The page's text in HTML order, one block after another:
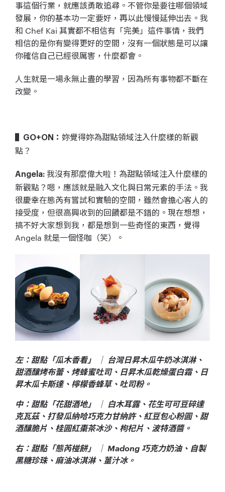
事這個行業，就應該勇敢追尋。不管你是要往哪個領域
發展，你的基本功一定要好，再以此慢慢延伸出去。我
和 Chef Kai 其實都不相信有「完美」這件事情，我們
相信的是你有變得更好的空間，沒有一個狀態是可以讓
你確信自己已經很厲害，什麼都會。
人生就是一場永無止盡的學習，因為所有事物都不斷在
改變。
▌GO+ON： 妳覺得妳為甜點領域注入什麼樣的新觀
點？
Angela: 我沒有那麼偉大啦！為甜點領域注入什麼樣的
新觀點？嗯，應該就是融入文化與日常元素的手法。我
很慶幸在態芮有嘗試和實驗的空間，雖然會擔心客人的
接受度，但很高興收到的回饋都是不錯的。現在想想，
搞不好大家想到我，都是想到一些奇怪的東西，覺得
Angela 就是一個怪咖（笑）。
左：甜點「瓜木香看」 ｜ 台灣日昇木瓜牛奶冰淇淋、
甜酒釀烤布蕾、烤蜂蜜吐司、日昇木瓜乾燥蛋白霜、日
昇木瓜卡斯達、檸檬香蜂草、吐司粉。
中：甜點「花甜酒地」 ｜ 白木耳露、花生可可豆碎達
克瓦茲、打發瓜納哈巧克力甘納許、紅豆包心粉圓、甜
酒釀脆片、桂圓紅棗茶冰沙、枸杞片、波特酒醬。
右：甜點「態芮椪餅」 ｜ Madong 巧克力奶油、自製
黑糖珍珠、麻油冰淇淋、薑汁冰。